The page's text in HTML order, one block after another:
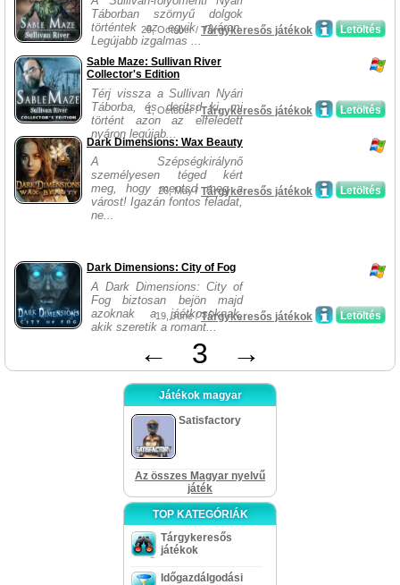
Táborban szörnyű dolgok
történtek az egyik nyáron.
Legújabb izgalmas ...
Letöltés
29, October / Tárgykeresős játékok
Sable Maze: Sullivan River
Collector's Edition
Térj vissza a Sullivan Nyári
Táborba, és derítsd ki, mi
történt azon az elfeledett
nyáron legújab...
Letöltés
1, October /Tárgykeresős játékok
Dark Dimensions: Wax Beauty
A Szépségkirálynő
személyesen téged kért
meg, hogy mentsd meg a
várost! Igazán fontos feladat,
ne...
Letöltés
26, May / Tárgykeresős játékok
Dark Dimensions: City of Fog
A Dark Dimensions: City of
Fog biztosan bejön majd
azoknak a jáétkosoknak,
akik szeretik a romant...
Letöltés
19, June /Tárgykeresős játékok
← 3 →
Játékok magyar
Satisfactory
Az összes Magyar nyelvű
játék
TOP KATEGÓRIÁK
Tárgykeresős
játékok
Időgazdálgodási